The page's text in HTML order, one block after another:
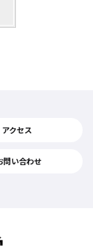
アクセス
問い合わせ